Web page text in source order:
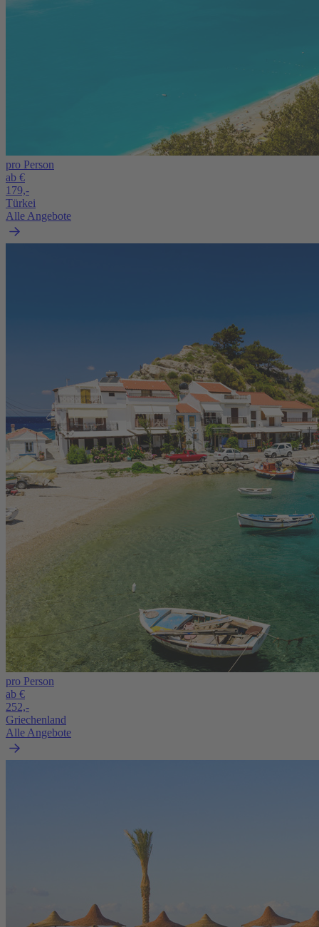
pro Person
ab €
179,-
Türkei
Alle Angebote
pro Person
ab €
252,-
Griechenland
Alle Angebote